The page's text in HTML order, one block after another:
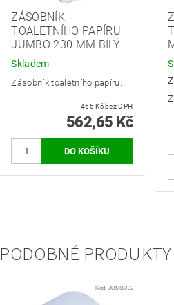
ZÁSOBNÍK
TOALETNÍHO PAPÍRU
JUMBO 230 MM BÍLÝ
Skladem
Zásobník toaletního papíru.
465 Kč bez DPH
562,65 Kč
PODOBNÉ PRODUKTY
Kód:JUMBO02